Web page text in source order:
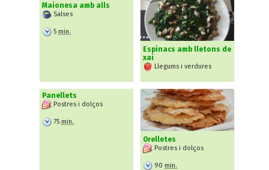
Maionesa amb alls
Salses
5 min.
Espinacs amb lletons de
xai
Llegums i verdures
Panellets
Postres i dolços
75 min.
Orelletes
Postres i dolços
90 min.